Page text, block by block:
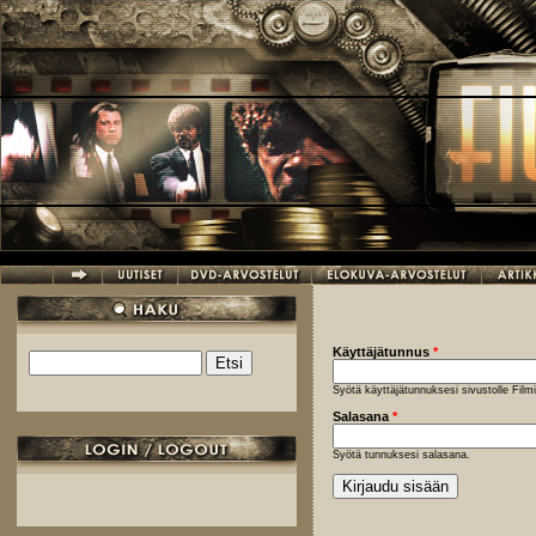
Hyppää pääsisältöön
Hakulomake
Käyttäjätunnus *
Syötä käyttäjätunnuksesi sivustolle
Salasana *
Syötä tunnuksesi salasana.